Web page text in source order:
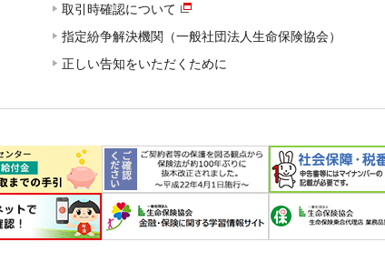
取引時確認について
指定紛争解決機関（一般社団法人生命保険協会）
正しい告知をいただくために